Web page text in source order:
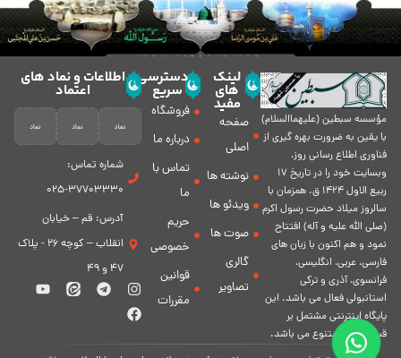
مؤسسه سبطين (عليهماالسلام)
با يقين به ضرورت بهره گیرى از
فناورى اطلاع رسانى روز،
وبسایت خود را در تاريخ 17
ربيع الاول 1424 ق. همزمان با
سالروز ميلاد حضرت رسول اكرم
(صلی الله علیه و آله) افتتاح
نمود و هم اكنون با زبان های
فارسی، عربى، انگلیسی،
فرانسوی، آذری و ترکی
استانبولی فعال مى باشد. اين
پايگاه اينترنتى مشتمل بر
قسمت هاى متنوع مى باشد.
لینک
های
مفید
صفحه
اصلی
نوشته ها
ویدئو ها
صوت ها
گالری
تصاویر
دسترسی
سریع
فروشگاه
درباره ما
تماس با
ما
حریم
خصوصی
قوانین
مقررات
اطلاعات و نماد های
اعتماد
شماره تماس:
37703330-025
آدرس: قم – خیابان
انقلاب – کوچه 26 - پلاک
47 و 49